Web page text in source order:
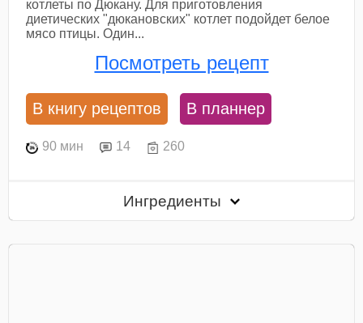
котлеты по Дюкану. Для приготовления
диетических "дюкановских" котлет подойдет белое
мясо птицы. Один...
Посмотреть рецепт
В книгу рецептов В планнер
90 мин 14 260
Ингредиенты